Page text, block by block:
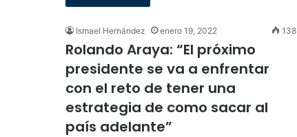
Ismael Hernández enero 19, 2022 138
Rolando Araya: “El próximo
presidente se va a enfrentar
con el reto de tener una
estrategia de como sacar al
país adelante”